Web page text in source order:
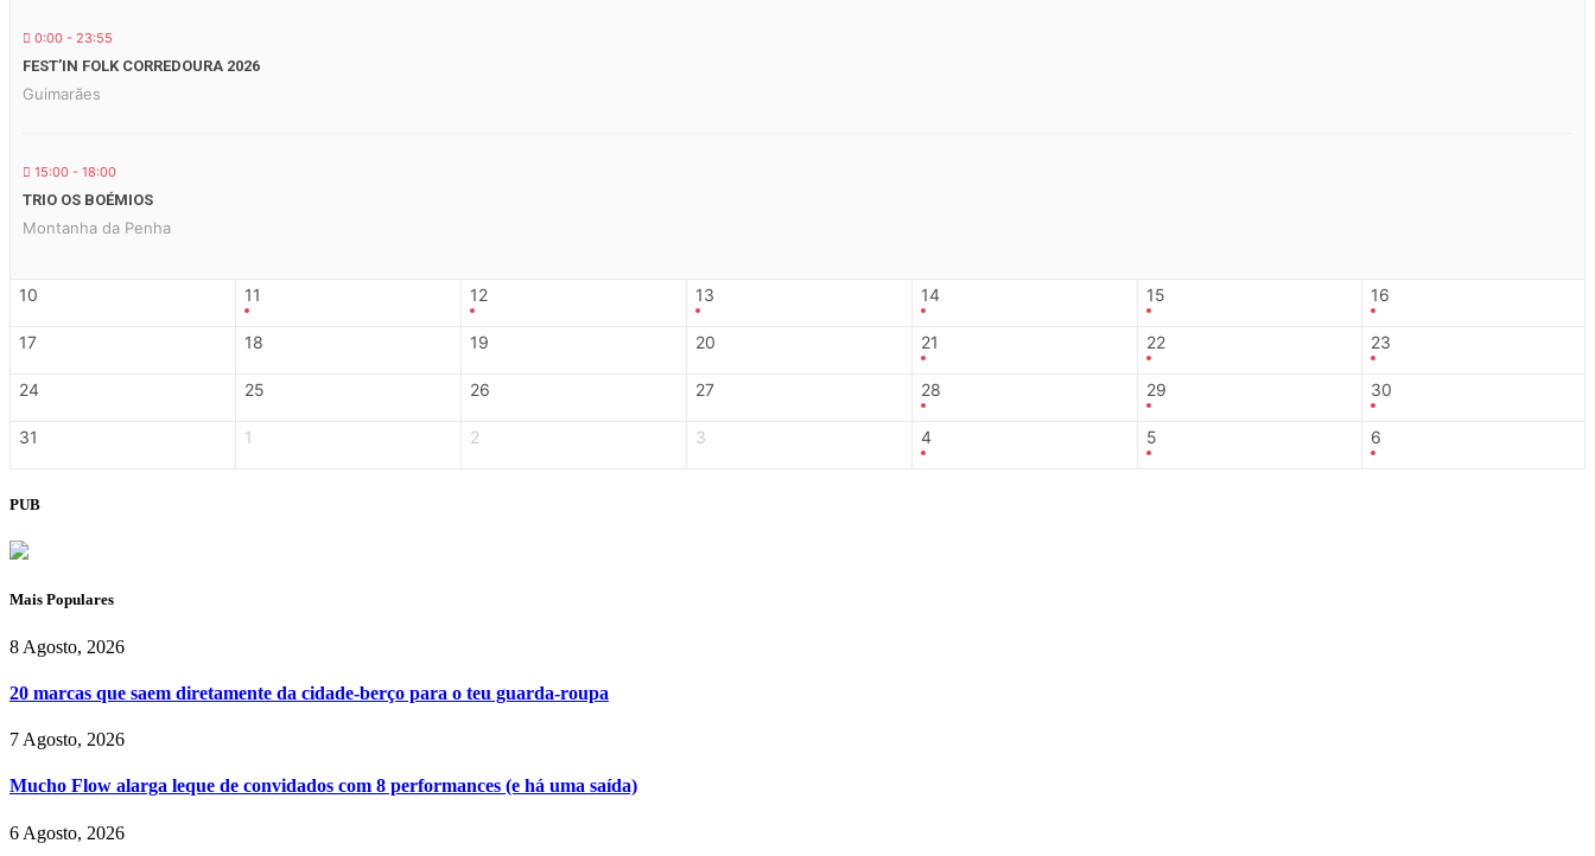
0:00 - 23:55
FEST’IN FOLK CORREDOURA 2026
Guimarães
15:00 - 18:00
TRIO OS BOÉMIOS
Montanha da Penha
10 11 12 13 14 15 16
17 18 19 20 21 22 23
24 25 26 27 28 29 30
31 1 2 3 4 5 6
PUB
Mais Populares
8 Agosto, 2026
20 marcas que saem diretamente da cidade-berço para o teu guarda-roupa
7 Agosto, 2026
Mucho Flow alarga leque de convidados com 8 performances (e há uma saída)
6 Agosto, 2026